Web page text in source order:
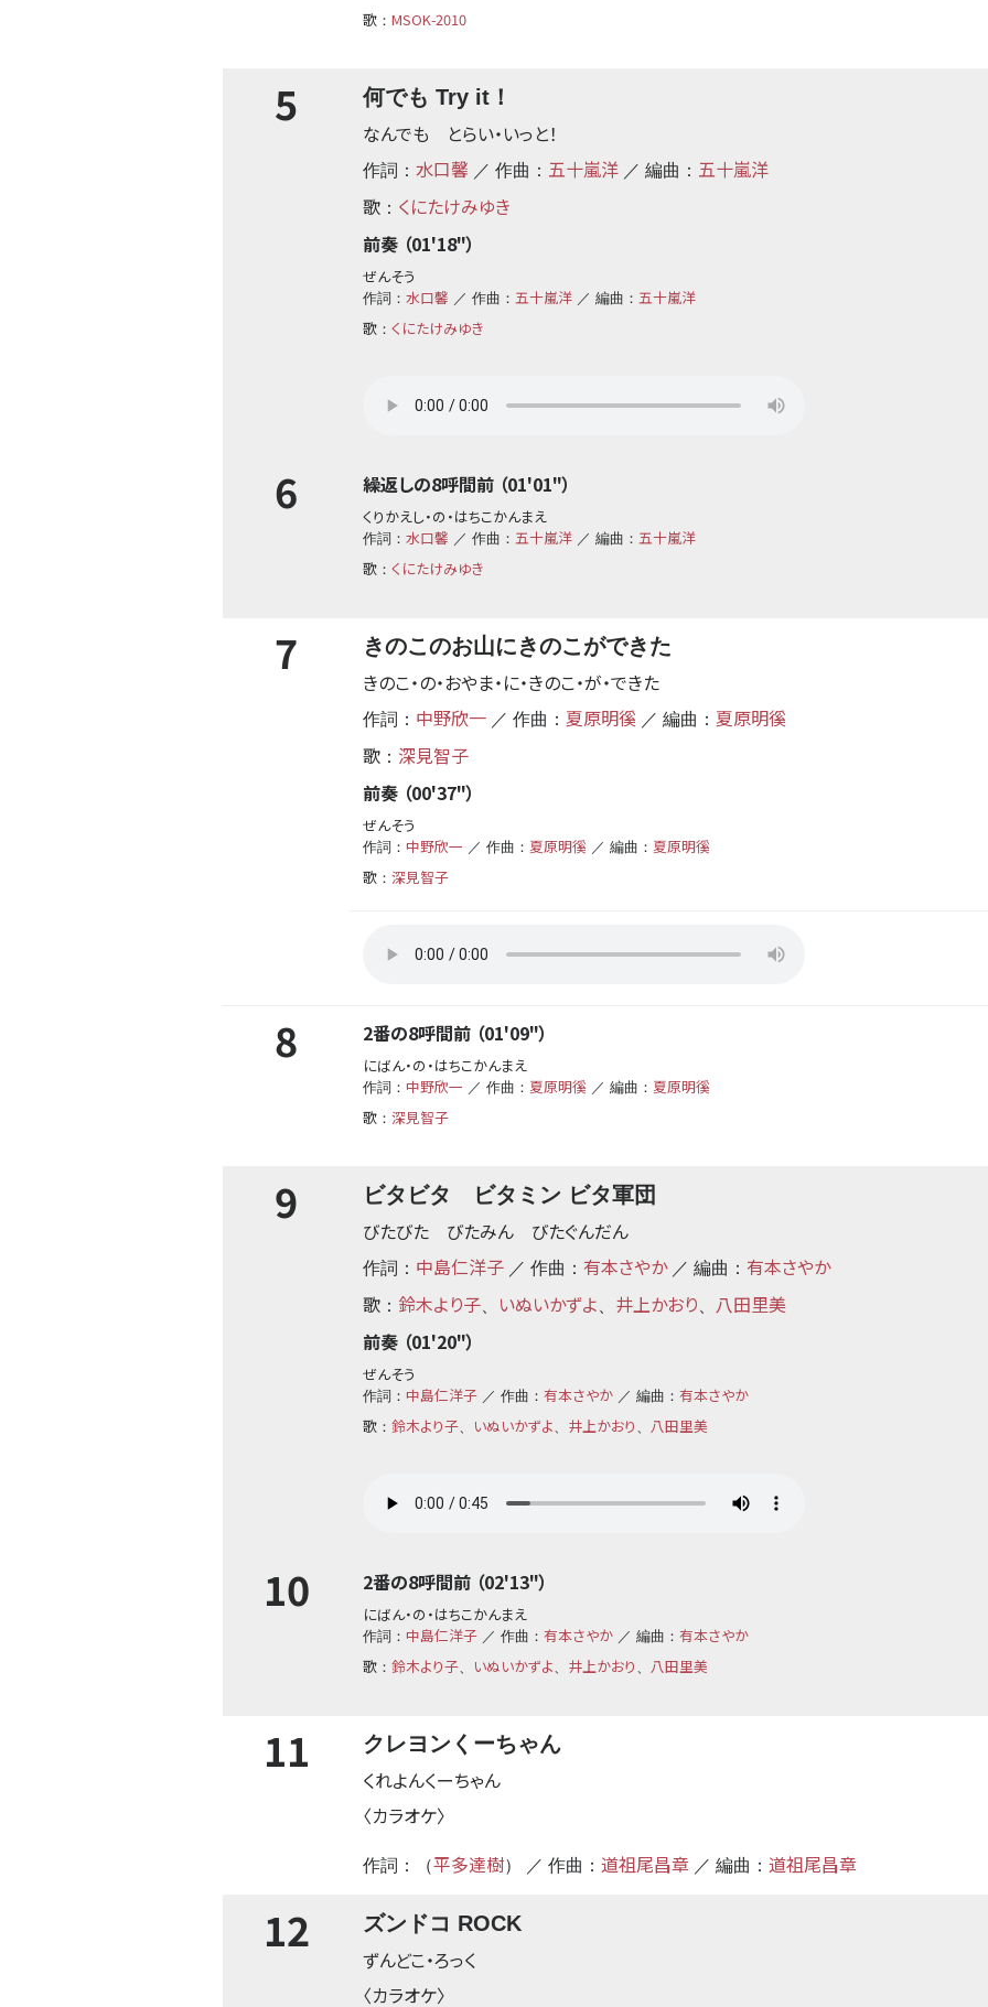
歌 ： MSOK-2010
5 何でも Try it！
なんでも とらい・いっと！
作詞： 水口馨 ／ 作曲： 五十嵐洋 ／ 編曲： 五十嵐洋
歌 ： くにたけみゆき
前奏 （01'18"）
ぜんそう
作詞： 水口馨 ／ 作曲： 五十嵐洋 ／ 編曲： 五十嵐洋
歌 ： くにたけみゆき
6 繰返しの8呼間前 （01'01"）
くりかえし・の・はちこかんまえ
作詞： 水口馨 ／ 作曲： 五十嵐洋 ／ 編曲： 五十嵐洋
歌 ： くにたけみゆき
7 きのこのお山にきのこができた
きのこ・の・おやま・に・きのこ・が・できた
作詞： 中野欣一 ／ 作曲： 夏原明徯 ／ 編曲： 夏原明徯
歌 ： 深見智子
前奏 （00'37"）
ぜんそう
作詞： 中野欣一 ／ 作曲： 夏原明徯 ／ 編曲： 夏原明徯
歌 ： 深見智子
8 2番の8呼間前 （01'09"）
にばん・の・はちこかんまえ
作詞： 中野欣一 ／ 作曲： 夏原明徯 ／ 編曲： 夏原明徯
歌 ： 深見智子
9 ビタビタ ビタミン ビタ軍団
びたびた びたみん びたぐんだん
作詞： 中島仁洋子 ／ 作曲： 有本さやか／ 編曲： 有本さやか
歌 ： 鈴木より子 いぬいかずよ 井上かおり
八田里美
前奏 （01'20"）
ぜんそう
作詞： 中島仁洋子 ／ 作曲： 有本さやか ／ 編曲： 有本さやか
歌 ： 鈴木より子、 いぬいかずよ、 井上かおり 、 八田里美
10 2番の8呼間前 （02'13"）
にばん・の・はちこかんまえ
作詞： 中島仁洋子 ／ 作曲： 有本さやか ／ 編曲： 有本さやか
歌 ： 鈴木より子、 いぬいかずよ、 井上かおり 、 八田里美
11 クレヨンくーちゃん
くれよんくーちゃん
〈カラオケ〉
作詞：（平多達樹） ／ 作曲： 道祖尾昌章 ／ 編曲： 道祖尾昌章
12 ズンドコ ROCK
ずんどこ・ろっく
〈カラオケ〉